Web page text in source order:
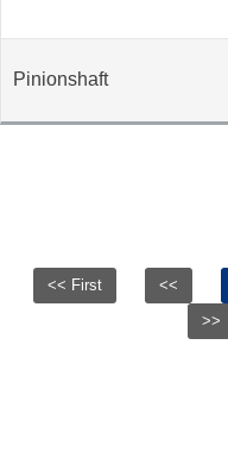
Pinionshaft
<< First <<
>>